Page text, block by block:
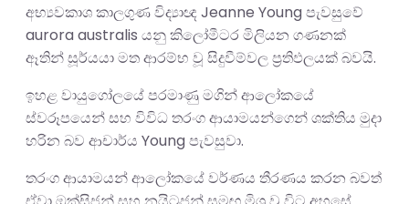
අභ්‍යවකාශ කාලගුණ විද්‍යාඥ Jeanne Young පැවසුවේ
aurora australis යනු කිලෝමීටර මිලියන ගණනක්
ඈතින් සූර්යයා මත ආරම්භ වූ සිදුවීම්වල ප්‍රතිඵලයක් බවයි.
ඉහළ වායුගෝලයේ පරමාණු මගින් ආලෝකයේ
ස්වරූපයෙන් සහ විවිධ තරංග ආයාමයන්ගෙන් ශක්තිය මුදා
හරින බව ආචාර්ය Young පැවසුවා.
තරංග ආයාමයන් ආලෝකයේ වර්ණය තීරණය කරන බවත්